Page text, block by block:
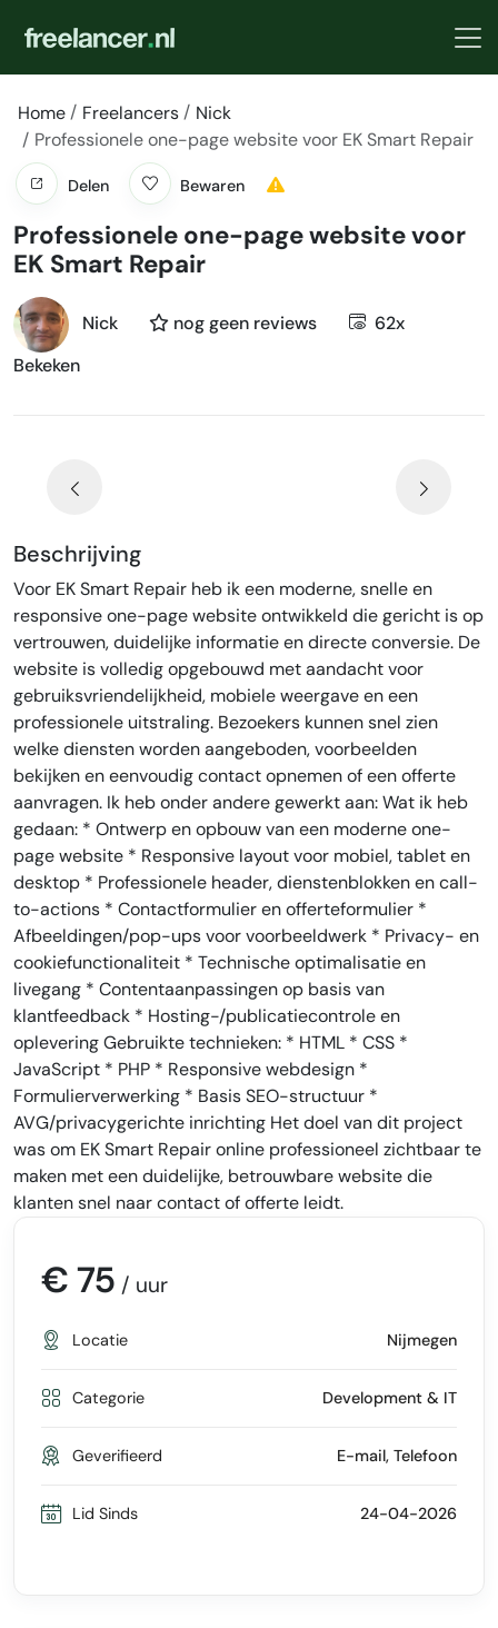
Home Freelancers
Nick
Professionele one-page website voor EK Smart Repair
Delen Bewaren
Professionele one-page website voor
EK Smart Repair
Nick nog geen reviews
62x
Bekeken
Beschrijving
Voor EK Smart Repair heb ik een moderne, snelle en
responsive one-page website ontwikkeld die gericht is op
vertrouwen, duidelijke informatie en directe conversie. De
website is volledig opgebouwd met aandacht voor
gebruiksvriendelijkheid, mobiele weergave en een
professionele uitstraling. Bezoekers kunnen snel zien
welke diensten worden aangeboden, voorbeelden
bekijken en eenvoudig contact opnemen of een offerte
aanvragen. Ik heb onder andere gewerkt aan: Wat ik heb
gedaan: * Ontwerp en opbouw van een moderne one-
page website * Responsive layout voor mobiel, tablet en
desktop * Professionele header, dienstenblokken en call-
to-actions * Contactformulier en offerteformulier *
Afbeeldingen/pop-ups voor voorbeeldwerk * Privacy- en
cookiefunctionaliteit * Technische optimalisatie en
livegang * Contentaanpassingen op basis van
klantfeedback * Hosting-/publicatiecontrole en
oplevering Gebruikte technieken: * HTML * CSS *
JavaScript * PHP * Responsive webdesign *
Formulierverwerking * Basis SEO-structuur *
AVG/privacygerichte inrichting Het doel van dit project
was om EK Smart Repair online professioneel zichtbaar te
maken met een duidelijke, betrouwbare website die
klanten snel naar contact of offerte leidt.
€ 75 / uur
Locatie Nijmegen
Categorie Development & IT
Geverifieerd E-mail, Telefoon
Lid Sinds 24-04-2026